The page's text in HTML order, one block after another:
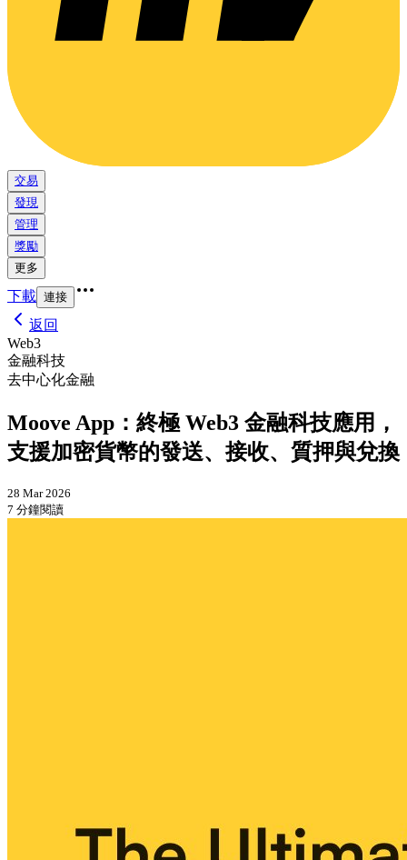
交易
發現
管理
獎勵
更多
下載 連接
返回
Web3
金融科技
去中心化金融
Moove App：終極 Web3 金融科技應用，
支援加密貨幣的發送、接收、質押與兌換
28 Mar 2026
7 分鐘閱讀